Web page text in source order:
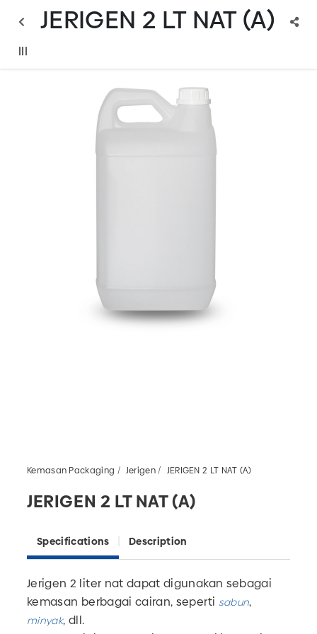
JERIGEN 2 LT NAT (A)
Kemasan Packaging Jerigen JERIGEN 2 LT NAT (A)
JERIGEN 2 LT NAT (A)
Specifications Description
Jerigen 2 liter nat dapat digunakan sebagai
kemasan berbagai cairan, seperti sabun,
minyak, dll.